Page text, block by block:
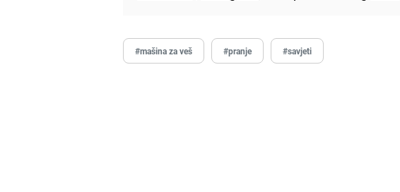
#mašina za veš #pranje #savjeti